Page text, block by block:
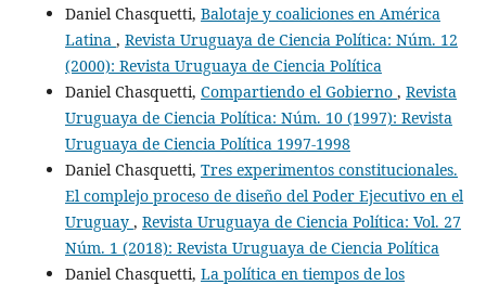
Daniel Chasquetti, Balotaje y coaliciones en América
Latina , Revista Uruguaya de Ciencia Política: Núm. 12
(2000): Revista Uruguaya de Ciencia Política
Daniel Chasquetti, Compartiendo el Gobierno , Revista
Uruguaya de Ciencia Política: Núm. 10 (1997): Revista
Uruguaya de Ciencia Política 1997-1998
Daniel Chasquetti, Tres experimentos constitucionales.
El complejo proceso de diseño del Poder Ejecutivo en el
Uruguay , Revista Uruguaya de Ciencia Política: Vol. 27
Núm. 1 (2018): Revista Uruguaya de Ciencia Política
Daniel Chasquetti, La política en tiempos de los